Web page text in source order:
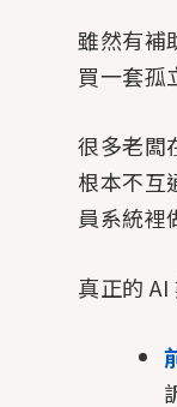
雖然有補
買一套孤
很多老闆
根本不互
員系統裡
真正的